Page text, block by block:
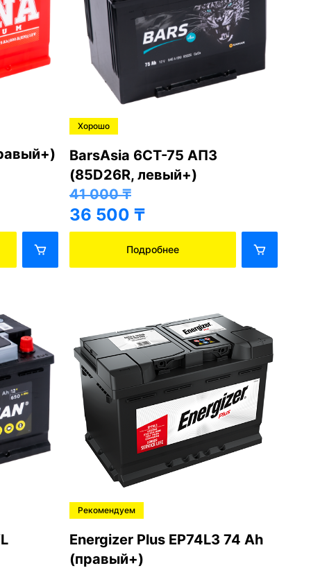
Хорошо
BarsAsia 6СТ-75 АПЗ
(85D26R, левый+)
41 000₸
36 500 ₸
Подробнее
Рекомендуем
Energizer Plus EP74L3 74 Ah
(правый+)